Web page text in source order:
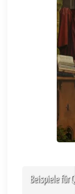
Beispiele für